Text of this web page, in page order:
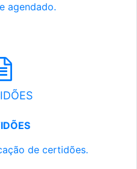
agendado.
de certidões.